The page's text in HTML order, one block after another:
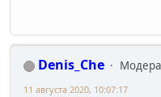
Denis_Che
11 августа 2020, 10:07:17